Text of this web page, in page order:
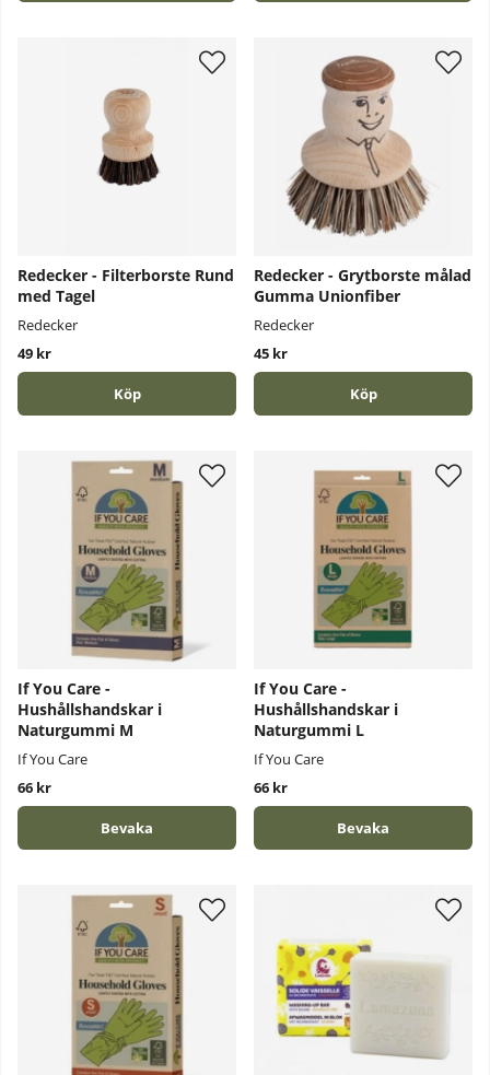
Redecker - Filterborste Rund
med Tagel
Redecker
49 kr
Köp
Redecker - Grytborste målad
Gumma Unionfiber
Redecker
45 kr
Köp
If You Care -
Hushållshandskar i
Naturgummi M
If You Care
66 kr
Bevaka
If You Care -
Hushållshandskar i
Naturgummi L
If You Care
66 kr
Bevaka